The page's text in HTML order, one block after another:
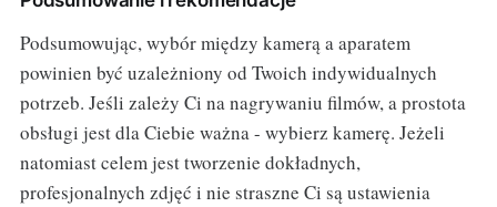
Podsumowując, wybór między kamerą a aparatem
powinien być uzależniony od Twoich indywidualnych
potrzeb. Jeśli zależy Ci na nagrywaniu filmów, a prostota
obsługi jest dla Ciebie ważna - wybierz kamerę. Jeżeli
natomiast celem jest tworzenie dokładnych,
profesjonalnych zdjęć i nie straszne Ci są ustawienia